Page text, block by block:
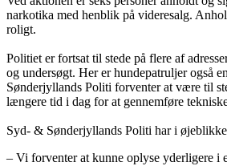
narkotika med henblik på videresalg.
roligt.
Politiet er fortsat til stede på flere af
og undersøgt. Her er hundepatruljer også
Sønderjyllands Politi forventer at være til
længere tid i dag for at gennemføre
Syd- & Sønderjyllands Politi har i
– Vi forventer at kunne oplyse yderligere i